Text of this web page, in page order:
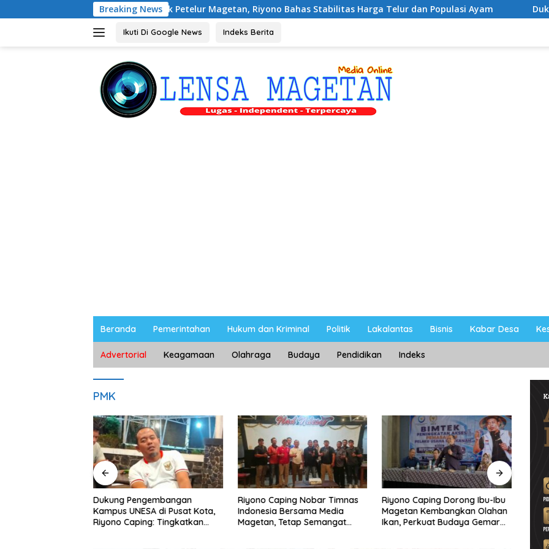
ke
Breaking News
dengan Peternak Petelur Magetan, Riyono Bahas Stabilitas Harga Telur dan Populasi Ayam Dukung Pengembangan
Ikuti Di Google News Indeks Berita
Beranda Pemerintahan Hukum dan Kriminal Politik Lakalantas Bisnis Kabar Desa
Advertorial Keagamaan Olahraga Budaya Pendidikan Indeks
PMK
Dukung Pengembangan
Kampus UNESA di Pusat Kota,
Riyono Caping: Tingkatkan
Riyono Caping Nobar Timnas
Indonesia Bersama Media
Magetan, Tetap Semangat
Riyono Caping Dorong Ibu-Ibu
Magetan Kembangkan Olahan
Ikan, Perkuat Budaya Gemar